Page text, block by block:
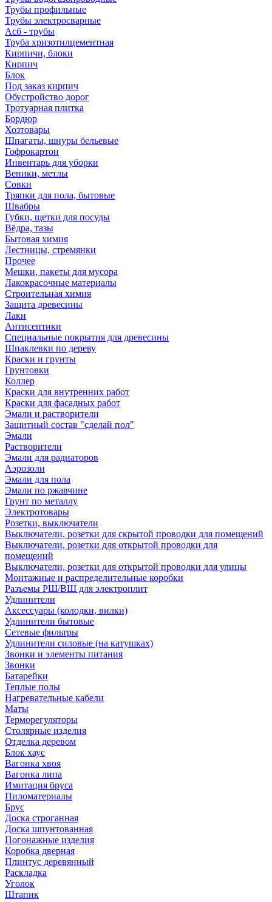
Трубы профильные
Трубы электросварные
Асб - трубы
Труба хризотилцементная
Кирпичи, блоки
Кирпич
Блок
Под заказ кирпич
Обустройство дорог
Тротуарная плитка
Бордюр
Хозтовары
Шпагаты, шнуры бельевые
Гофрокартон
Инвентарь для уборки
Веники, метлы
Совки
Тряпки для пола, бытовые
Швабры
Губки, щетки для посуды
Вёдра, тазы
Бытовая химия
Лестницы, стремянки
Прочее
Мешки, пакеты для мусора
Лакокрасочные материалы
Строительная химия
Защита древесины
Лаки
Антисептики
Специальные покрытия для древесины
Шпаклевки по дереву
Краски и грунты
Грунтовки
Коллер
Краски для внутренних работ
Краски для фасадных работ
Эмали и растворители
Защитный состав "сделай пол"
Эмали
Растворители
Эмали для радиаторов
Аэрозоли
Эмали для пола
Эмали по ржавчине
Грунт по металлу
Электротовары
Розетки, выключатели
Выключатели, розетки для скрытой проводки для помещений
Выключатели, розетки для открытой проводки для
помещений
Выключатели, розетки для открытой проводки для улицы
Монтажные и распределительные коробки
Разъемы РШ/ВШ для электроплит
Удлинители
Аксессуары (колодки, вилки)
Удлинители бытовые
Сетевые фильтры
Удлинители силовые (на катушках)
Звонки и элементы питания
Звонки
Батарейки
Теплые полы
Нагревательные кабели
Маты
Терморегуляторы
Столярные изделия
Отделка деревом
Блок хаус
Вагонка хвоя
Вагонка липа
Имитация бруса
Пиломатериалы
Брус
Доска строганная
Доска шпунтованная
Погонажные изделия
Коробка дверная
Плинтус деревянный
Раскладка
Уголок
Штапик